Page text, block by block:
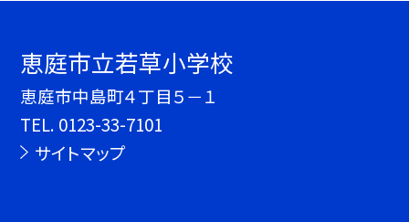
恵庭市立若草小学校
恵庭市中島町４丁目５－１
TEL. 0123-33-7101
サイトマップ